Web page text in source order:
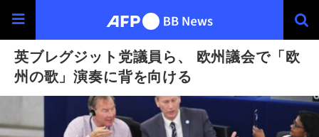
英ブレグジット党議員ら、 欧州議会で「欧
州の歌」演奏に背を向ける